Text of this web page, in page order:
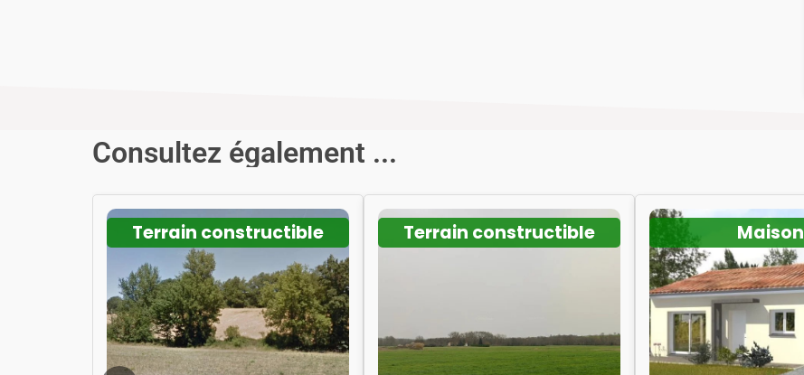
Consultez également ...
Terrain constructible Terrain constructible Maison